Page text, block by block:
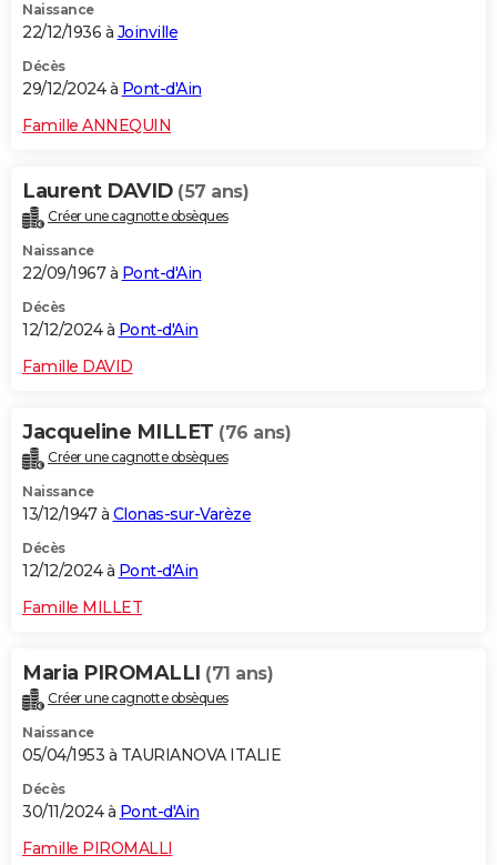
Naissance
22/12/1936 à Joinville
Décès
29/12/2024 à Pont-d'Ain
Famille ANNEQUIN
Laurent DAVID (57 ans)
Créer une cagnotte obsèques
Naissance
22/09/1967 à Pont-d'Ain
Décès
12/12/2024 à Pont-d'Ain
Famille DAVID
Jacqueline MILLET (76 ans)
Créer une cagnotte obsèques
Naissance
13/12/1947 à Clonas-sur-Varèze
Décès
12/12/2024 à Pont-d'Ain
Famille MILLET
Maria PIROMALLI (71 ans)
Créer une cagnotte obsèques
Naissance
05/04/1953 à TAURIANOVA ITALIE
Décès
30/11/2024 à Pont-d'Ain
Famille PIROMALLI